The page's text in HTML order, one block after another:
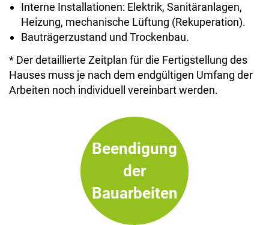
Interne Installationen: Elektrik, Sanitäranlagen,
Heizung, mechanische Lüftung (Rekuperation).
Bauträgerzustand und Trockenbau.
* Der detaillierte Zeitplan für die Fertigstellung des
Hauses muss je nach dem endgültigen Umfang der
Arbeiten noch individuell vereinbart werden.
Beendigung
der
Bauarbeiten